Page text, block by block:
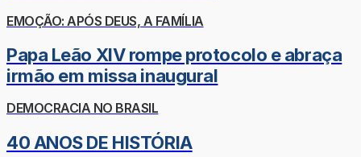
EMOÇÃO: APÓS DEUS, A FAMÍLIA
Papa Leão XIV rompe protocolo e abraça
irmão em missa inaugural
DEMOCRACIA NO BRASIL
40 ANOS DE HISTÓRIA